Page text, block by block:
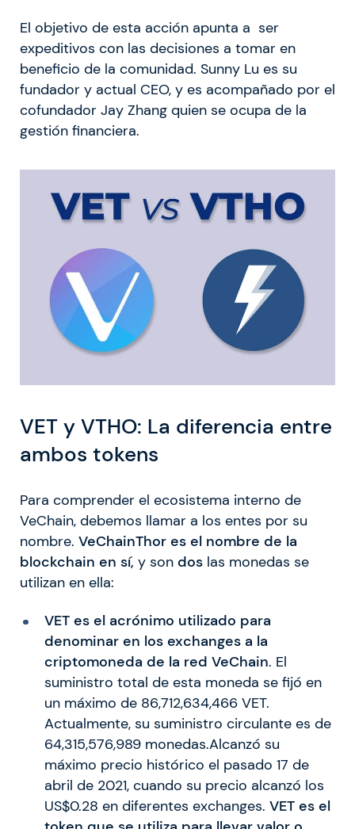
El objetivo de esta acción apunta a ser
expeditivos con las decisiones a tomar en
beneficio de la comunidad. Sunny Lu es su
fundador y actual CEO, y es acompañado por el
cofundador Jay Zhang quien se ocupa de la
gestión financiera.
VET y VTHO: La diferencia entre
ambos tokens
Para comprender el ecosistema interno de
VeChain, debemos llamar a los entes por su
nombre. VeChainThor es el nombre de la
blockchain en sí, y son dos las monedas se
utilizan en ella:
VET es el acrónimo utilizado para
denominar en los exchanges a la
criptomoneda de la red VeChain. El
suministro total de esta moneda se fijó en
un máximo de 86,712,634,466 VET.
Actualmente, su suministro circulante es de
64,315,576,989 monedas.Alcanzó su
máximo precio histórico el pasado 17 de
abril de 2021, cuando su precio alcanzó los
US$0.28 en diferentes exchanges. VET es el